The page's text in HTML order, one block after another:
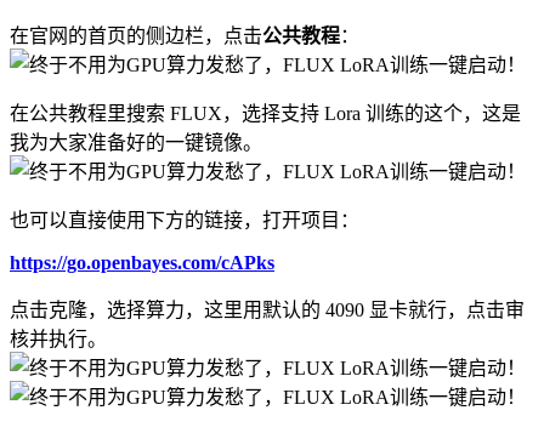
在官网的首页的侧边栏，点击公共教程：
在公共教程里搜索 FLUX，选择支持 Lora 训练的这个，这是
我为大家准备好的一键镜像。
也可以直接使用下方的链接，打开项目：
https://go.openbayes.com/cAPks
点击克隆，选择算力，这里用默认的 4090 显卡就行，点击审
核并执行。